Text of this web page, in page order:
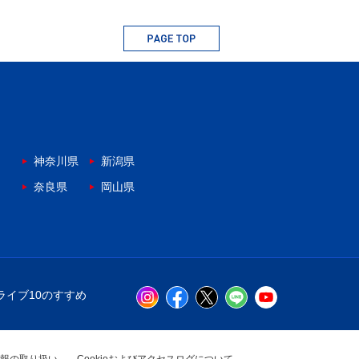
神奈川県
新潟県
奈良県
岡山県
イブ10のすすめ